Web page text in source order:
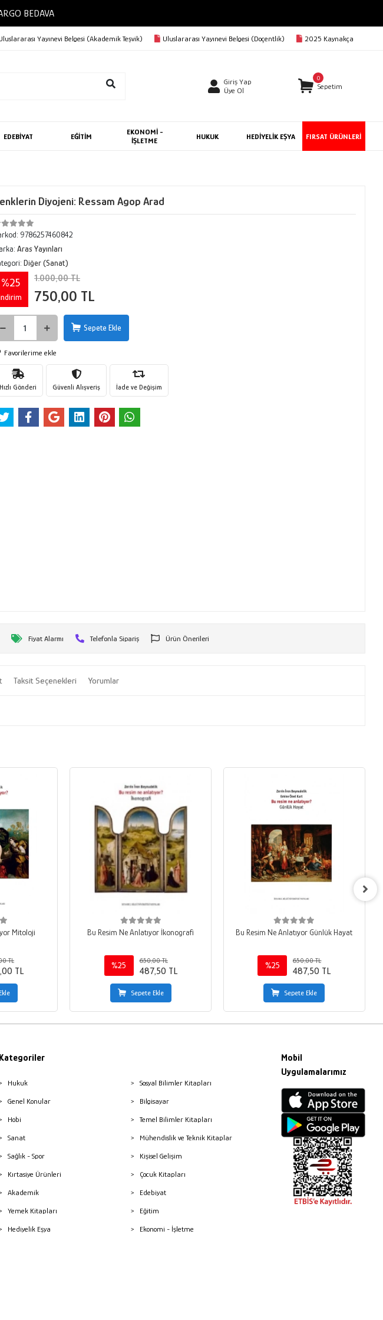
3000 TL VE ÜZERİ KARGO BEDAVA
Yayınevi Belgesi (Akademik Teşvik) Uluslararası Yayınevi Belgesi (Doçentlik) 2025 Kaynakça
Giriş Yap
Üye Ol
0
Sepetim
EDEBİYAT EĞİTİM
EKONOMİ -
İŞLETME
HUKUK HEDİYELİK EŞYA FIRSAT ÜRÜNLERİ
Diyojeni: Ressam Agop Arad
9786257460842
Aras Yayınları
Diğer (Sanat)
%25 1.000,00 TL
750,00 TL
Sepete Ekle
Favorilerime ekle
Hızlı Gönderi Güvenli Alışveriş İade ve Değişim
Fiyat Alarmı Telefonla Sipariş Ürün Önerileri
Taksit Seçenekleri Yorumlar
Mitoloji
TL
TL
Bu Resim Ne Anlatıyor İkonografi
%25
650,00 TL
487,50 TL
Sepete Ekle
Bu Resim Ne Anlatıyor Günlük Hayat
%25
650,00 TL
487,50 TL
Sepete Ekle
Kategoriler
Hukuk
Genel Konular
Hobi
Sanat
Sağlık - Spor
Kırtasiye Ürünleri
Akademik
Yemek Kitapları
Hediyelik Eşya
Sosyal Bilimler Kitapları
Bilgisayar
Temel Bilimler Kitapları
Mühendislik ve Teknik Kitaplar
Kişisel Gelişim
Çocuk Kitapları
Edebiyat
Eğitim
Ekonomi - İşletme
Mobil
Uygulamalarımız